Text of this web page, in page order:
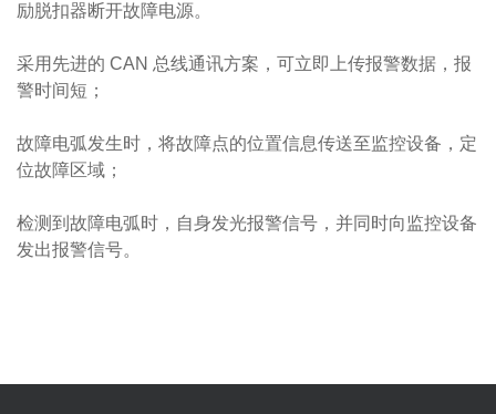
励脱扣器断开故障电源。
采用先进的 CAN 总线通讯方案，可立即上传报警数据，报
警时间短；
故障电弧发生时，将故障点的位置信息传送至监控设备，定
位故障区域；
检测到故障电弧时，自身发光报警信号，并同时向监控设备
发出报警信号。